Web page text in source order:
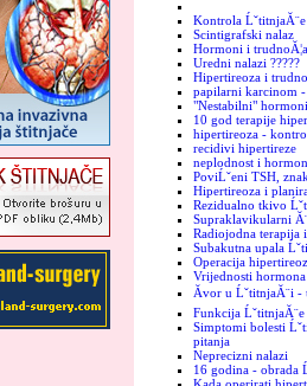
Kontrola
Scintigrafski nalaz
Hormoni i trudnoĂ¦a
Uredni nalazi ?????
Hipertireoza i
papilarni karcinom
"Nestabilni" hormoni
10 god terapije
hipertireoza -
recidivi hipertireze
neplodnost i
PoviĹˇeni TSH,
Hipertireoza i
Rezidualno tkivo
Supraklavikularni
Radiojodna terapija
Subakutna upala
Operacija
Vrijednosti hormona
Ăvor u ĹˇtitnjaĂ¨i -
Funkcija ĹˇtitnjaĂ¨e
Simptomi bolesti
pitanja
Neprecizni nalazi
16 godina - obrada